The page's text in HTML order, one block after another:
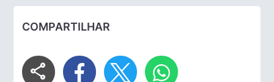
COMPARTILHAR
share